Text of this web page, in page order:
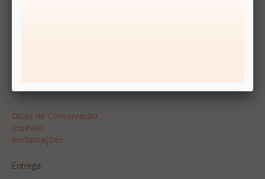
Dicas de Conservação
Contato
Reclamações
Entrega